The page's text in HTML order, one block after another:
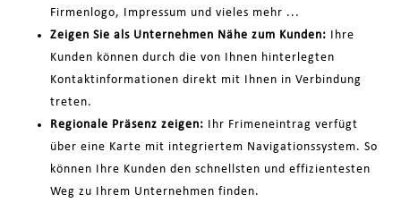
Firmenlogo, Impressum und vieles mehr ...
Zeigen Sie als Unternehmen Nähe zum Kunden: Ihre
Kunden können durch die von Ihnen hinterlegten
Kontaktinformationen direkt mit Ihnen in Verbindung
treten.
Regionale Präsenz zeigen: Ihr Frimeneintrag verfügt
über eine Karte mit integriertem Navigationssystem. So
können Ihre Kunden den schnellsten und effizientesten
Weg zu Ihrem Unternehmen finden.